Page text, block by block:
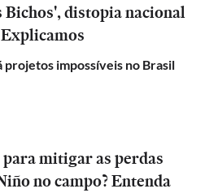
distopia nacional
impossíveis no Brasil
mitigar as perdas
no campo? Entenda